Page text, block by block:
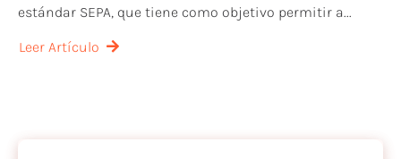
estándar SEPA, que tiene como objetivo permitir a...
Leer Artículo